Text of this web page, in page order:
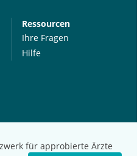
für approbierte Ärzte
Ressourcen
Ihre Fragen
Hilfe